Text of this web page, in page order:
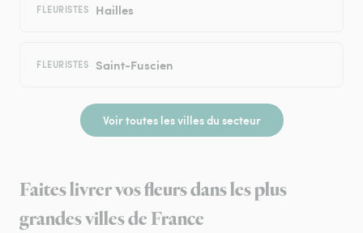
FLEURISTES Hailles
FLEURISTES Saint-Fuscien
Voir toutes les villes du secteur
Faites livrer vos fleurs dans les plus
grandes villes de France